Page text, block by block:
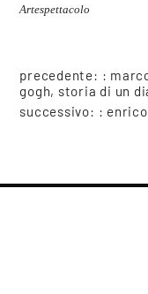
Artespettacolo
precedente: :
gogh, storia di un
successivo: :